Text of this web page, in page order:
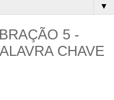
▼
5 -
CHAVE